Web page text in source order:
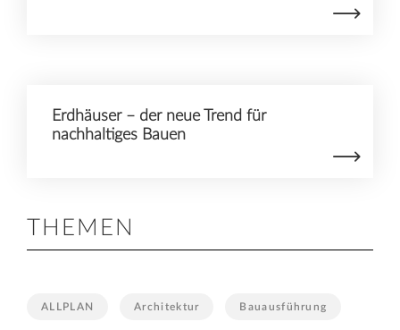
Erdhäuser – der neue Trend für
nachhaltiges Bauen
THEMEN
ALLPLAN Architektur Bauausführung